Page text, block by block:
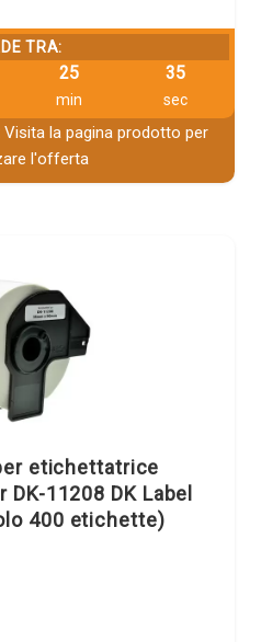
TRA:
25
min
33
sec
Visita la pagina prodotto per
l'offerta
etichettatrice
11208 DK Label
400 etichette)